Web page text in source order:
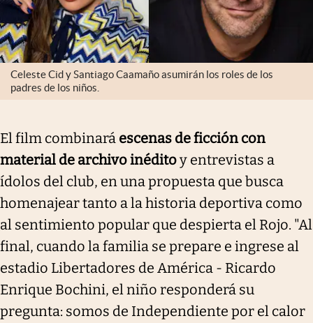
Celeste Cid y Santiago Caamaño asumirán los roles de los
padres de los niños.
El film combinará escenas de ficción con
material de archivo inéditoy entrevistas a
ídolos del club, en una propuesta que busca
homenajear tanto a la historia deportiva como
al sentimiento popular que despierta el Rojo. "Al
final, cuando la familia se prepare e ingrese al
estadio Libertadores de América - Ricardo
Enrique Bochini, el niño responderá su
pregunta: somos de Independiente por el calor